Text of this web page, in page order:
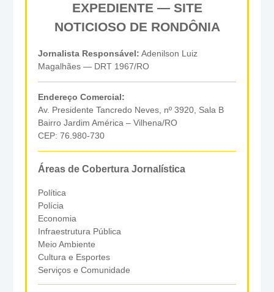
EXPEDIENTE — SITE
NOTICIOSO DE RONDÔNIA
Jornalista Responsável: Adenilson Luiz
Magalhães — DRT 1967/RO
Endereço Comercial:
Av. Presidente Tancredo Neves, nº 3920, Sala B
Bairro Jardim América – Vilhena/RO
CEP: 76.980-730
Áreas de Cobertura Jornalística
Política
Polícia
Economia
Infraestrutura Pública
Meio Ambiente
Cultura e Esportes
Serviços e Comunidade